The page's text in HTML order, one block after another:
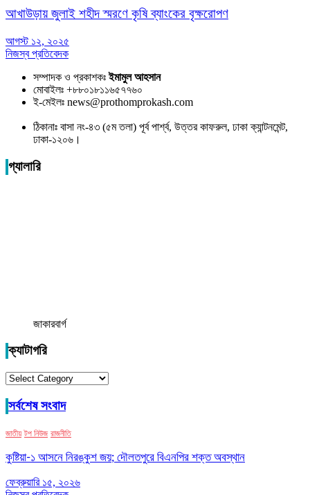
আখাউড়ায় জুলাই শহীদ স্মরণে কৃষি ব্যাংকের বৃক্ষরোপণ
আগস্ট ১২, ২০২৫
নিজস্ব প্রতিবেদক
সম্পাদক ও প্রকাশকঃইমামুল আহসান
মোবাইলঃ +৮৮০১৮১১৬৫৭৭৬০
ই-মেইলঃ news@prothomprokash.com
ঠিকানাঃ বাসা নং-৪৩ (৫ম তলা) পূর্ব পার্শ্ব, উত্তর কাফরুল, ঢাকা ক্যান্টনমেন্ট,
ঢাকা-১২০৬।
গ্যালারি
জাকারবার্গ
ক্যাটাগরি
ক্যাটাগরি
সর্বশেষ সংবাদ
জাতীয় টপ নিউজ রাজনীতি
কুষ্টিয়া-১ আসনে নিরঙ্কুশ জয়; দৌলতপুরে বিএনপির শক্ত অবস্থান
ফেব্রুয়ারি ১৫, ২০২৬